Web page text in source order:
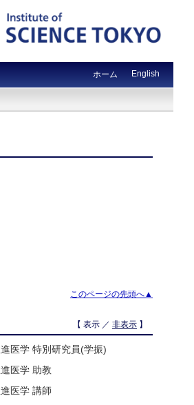
ホーム English
このページの先頭へ▲
【 表示 ／ 非表示 】
医学 特別研究員(学振)
医学 助教
医学 講師